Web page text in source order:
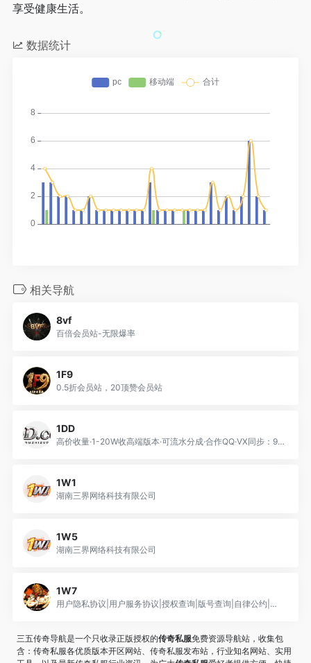
享受健康生活。
数据统计
相关导航
8vf
百倍会员站-无限爆率
1F9
0.5折会员站，20顶赞会员站
1DD
高价收量·1-20W收高端版本·可流水分成·合作QQ·VX同步：955929
1W1
湖南三界网络科技有限公司
1W5
湖南三界网络科技有限公司
1W7
用户隐私协议|用户服务协议|授权查询|版号查询|自律公约|投诉信箱：tousu@1w7.com 合作信箱：hezuo@1w7.com 游
三五传奇导航是一个只收录正版授权的传奇私服免费资源导航站，收集包
含：传奇私服各优质版本开区网站、传奇私服发布站，行业知名网站、实用